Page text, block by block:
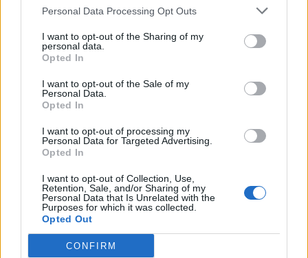
Personal Data Processing Opt Outs
I want to opt-out of the Sharing of my
personal data.
Opted In
I want to opt-out of the Sale of my
Personal Data.
Opted In
I want to opt-out of processing my
Personal Data for Targeted Advertising.
Opted In
I want to opt-out of Collection, Use,
Retention, Sale, and/or Sharing of my
Personal Data that Is Unrelated with the
Purposes for which it was collected.
Opted Out
CONFIRM
Lokalno
Svet
Politika
Gospodarstvo
Kronika
Zdravje
Šport
Scena
Zadnje novice
Dogodki
Igre
Forum
Mali oglasi